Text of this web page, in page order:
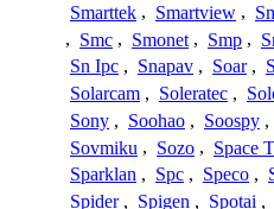
Smarttek , Smartview ,
, Smc , Smonet , Smp ,
Sn Ipc , Snapav , Soar ,
Solarcam , Soleratec ,
Sony , Soohao , Soospy ,
Sovmiku , Sozo , Space
Sparklan , Spc , Speco ,
Spider , Spigen , Spotai ,